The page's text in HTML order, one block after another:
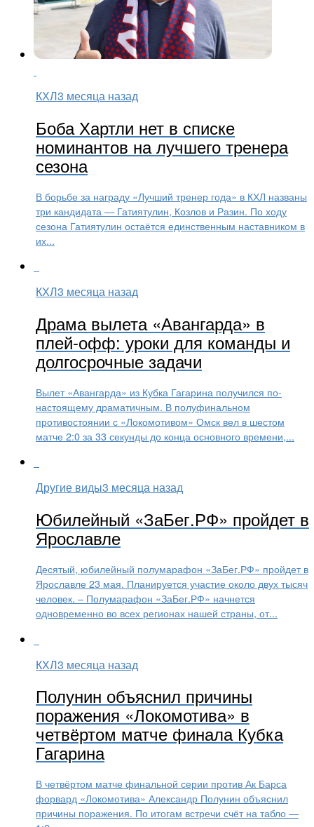
КХЛ3 месяца назад
Боба Хартли нет в списке
номинантов на лучшего тренера
сезона
В борьбе за награду «Лучший тренер года» в КХЛ названы
три кандидата — Гатиятулин, Козлов и Разин. По ходу
сезона Гатиятулин остаётся единственным наставником в
их...
КХЛ3 месяца назад
Драма вылета «Авангарда» в
плей-офф: уроки для команды и
долгосрочные задачи
Вылет «Авангарда» из Кубка Гагарина получился по-
настоящему драматичным. В полуфинальном
противостоянии с «Локомотивом» Омск вел в шестом
матче 2:0 за 33 секунды до конца основного времени,...
Другие виды3 месяца назад
Юбилейный «ЗаБег.РФ» пройдет в
Ярославле
Десятый, юбилейный полумарафон «ЗаБег.РФ» пройдет в
Ярославле 23 мая. Планируется участие около двух тысяч
человек. – Полумарафон «ЗаБег.РФ» начнется
одновременно во всех регионах нашей страны, от...
КХЛ3 месяца назад
Полунин объяснил причины
поражения «Локомотива» в
четвёртом матче финала Кубка
Гагарина
В четвёртом матче финальной серии против Ак Барса
форвард «Локомотива» Александр Полунин объяснил
причины поражения. По итогам встречи счёт на табло —